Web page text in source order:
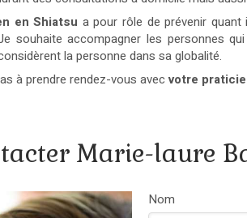
en Shiatsu a pour rôle de prévenir
souhaite accompagner les personnes
la personne dans sa globalité.
à prendre rendez-vous avecvotre
Marie-laure
Nom